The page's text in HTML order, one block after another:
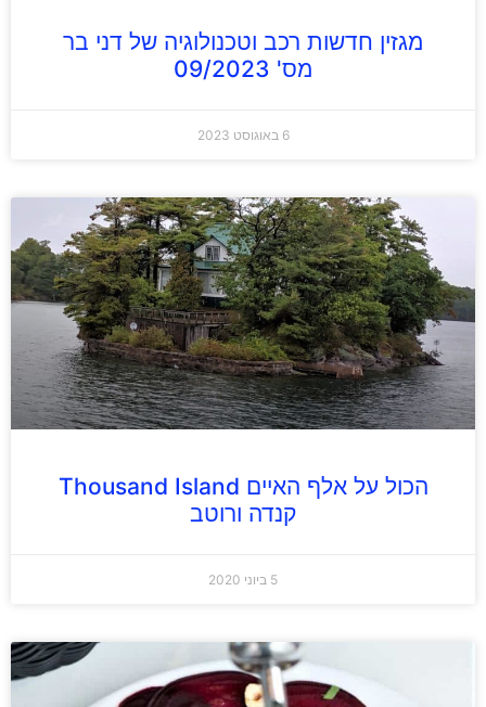
מגזין חדשות רכב וטכנולוגיה של דני בר
מס' 09/2023
6 באוגוסט 2023
הכול על אלף האיים Thousand Island
קנדה ורוטב
5 ביוני 2020